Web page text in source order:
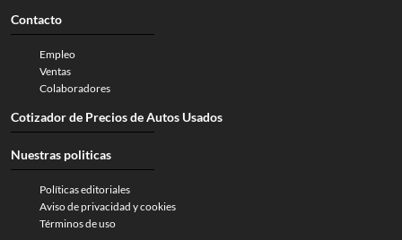
Contacto
Empleo
Ventas
Colaboradores
Cotizador de Precios de Autos Usados
Nuestras politicas
Políticas editoriales
Aviso de privacidad y cookies
Términos de uso